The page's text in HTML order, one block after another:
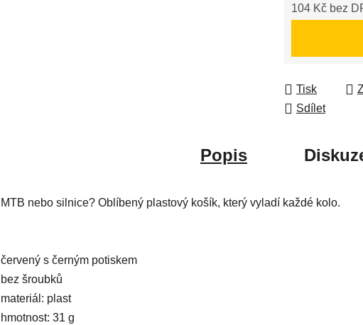
104 Kč bez
Tisk
Sdílet
Popis
MTB nebo silnice? Oblíbený plastový košík, který vyladí každé kolo.
červený s černým potiskem
bez šroubků
materiál: plast
hmotnost: 31 g